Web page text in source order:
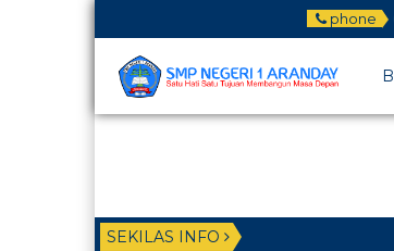
phone
SEKILAS INFO